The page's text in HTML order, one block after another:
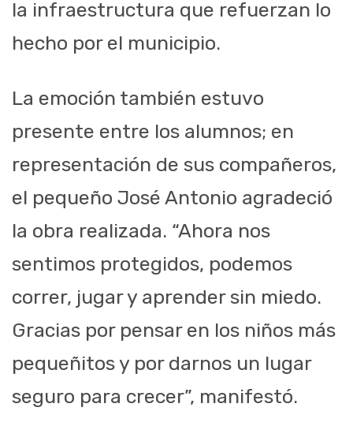
la infraestructura que refuerzan lo
hecho por el municipio.
La emoción también estuvo
presente entre los alumnos; en
representación de sus compañeros,
el pequeño José Antonio agradeció
la obra realizada. “Ahora nos
sentimos protegidos, podemos
correr, jugar y aprender sin miedo.
Gracias por pensar en los niños más
pequeñitos y por darnos un lugar
seguro para crecer”, manifestó.